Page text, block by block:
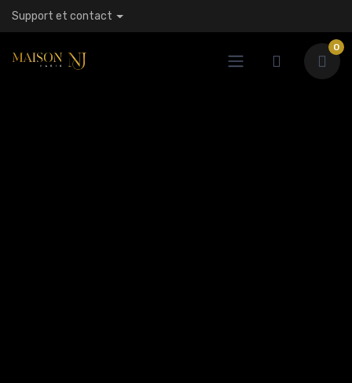
Support et contact
0